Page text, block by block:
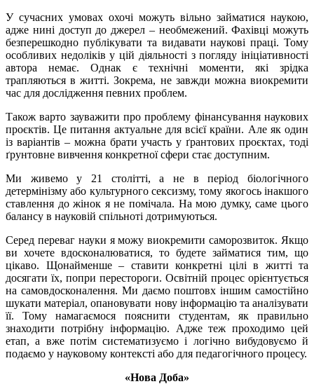
У сучасних умовах охочі можуть вільно займатися наукою,
адже нині доступ до джерел – необмежений. Фахівці можуть
безперешкодно публікувати та видавати наукові праці. Тому
особливих недоліків у цій діяльності з погляду ініціативності
автора немає. Однак є технічні моменти, які зрідка
трапляються в житті. Зокрема, не завжди можна виокремити
час для дослідження певних проблем.
Також варто зауважити про проблему фінансування наукових
проєктів. Це питання актуальне для всієї країни. Але як один
із варіантів – можна брати участь у ґрантових проєктах, тоді
ґрунтовне вивчення конкретної сфери стає доступним.
Ми живемо у 21 столітті, а не в період біологічного
детермінізму або культурного сексизму, тому якогось інакшого
ставлення до жінок я не помічала. На мою думку, саме цього
балансу в науковій спільноті дотримуються.
Серед переваг науки я можу виокремити саморозвиток. Якщо
ви хочете вдосконалюватися, то будете займатися тим, що
цікаво. Щонайменше – ставити конкретні цілі в житті та
досягати їх, попри перестороги. Освітній процес орієнтується
на самовдосконалення. Ми даємо поштовх іншим самостійно
шукати матеріал, опановувати нову інформацію та аналізувати
її. Тому намагаємося пояснити студентам, як правильно
знаходити потрібну інформацію. Адже теж проходимо цей
етап, а вже потім систематизуємо і логічно вибудовуємо й
подаємо у науковому контексті або для педагогічного процесу.
«Нова Доба»